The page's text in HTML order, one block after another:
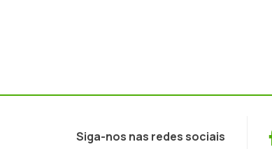
Siga-nos nas redes sociais